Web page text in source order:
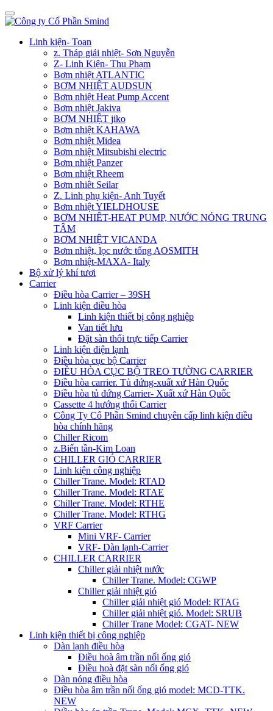
Linh kiện- Toan
z. Tháp giải nhiệt- Sơn Nguyễn
Z- Linh Kiện- Thu Phạm
Bơm nhiệt ATLANTIC
BƠM NHIỆT AUDSUN
Bơm nhiệt Heat Pump Accent
Bơm nhiệt Jakiva
BƠM NHIỆT jiko
Bơm nhiệt KAHAWA
Bơm nhiệt Midea
Bơm nhiệt Mitsubishi electric
Bơm nhiệt Panzer
Bơm nhiệt Rheem
Bơm nhiêt Seilar
Z. Linh phụ kiện- Anh Tuyết
Bơm nhiệt YIELDHOUSE
BƠM NHIÊT-HEAT PUMP, NƯỚC NÓNG TRUNG
TÂM
BƠM NHIỆT VICANDA
Bơm nhiệt, lọc nước tổng AOSMITH
Bơm nhiệt-MAXA- Italy
Bộ xử lý khí tươi
Carrier
Điều hòa Carrier – 39SH
Linh kiện điều hòa
Linh kiện thiết bị công nghiệp
Van tiết lưu
Đặt sàn thổi trực tiếp Carrier
Linh kiện điện lạnh
Điều hòa cục bộ Carrier
ĐIỀU HÒA CỤC BỘ TREO TƯỜNG CARRIER
Điều hòa carrier. Tủ đứng-xuất xứ Hàn Quốc
Điều hòa tủ đứng Carrier- Xuất xứ Hàn Quốc
Cassette 4 hướng thổi Carrier
Công Ty Cổ Phần Smind chuyên cấp linh kiện điều
hòa chính hãng
Chiller Ricom
z.Biến tần-Kim Loan
CHILLER GIÓ CARRIER
Linh kiện công nghiệp
Chiller Trane. Model: RTAD
Chiller Trane. Model: RTAE
Chiller Trane. Model: RTHE
Chiller Trane. Model: RTHG
VRF Carrier
Mini VRF- Carrier
VRF- Dàn lạnh-Carrier
CHILLER CARRIER
Chiller giải nhiệt nước
Chiller Trane. Model: CGWP
Chiller giải nhiệt gió
Chiller giải nhiệt gió Model: RTAG
Chiller giải nhiệt gió. Model: SRUB
Chiller Trane Model: CGAT- NEW
Linh kiện thiết bị công nghiệp
Dàn lạnh điều hòa
Điều hoà âm trần nối ống gió
Điều hoà đặt sàn nối ống gió
Dàn nóng điều hòa
Điều hòa âm trần nối ống gió model: MCD-TTK.
NEW